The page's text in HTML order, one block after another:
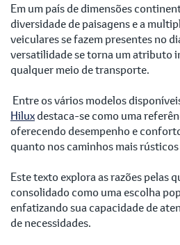
Em um país de dimensões
diversidade de paisagens e a
veiculares se fazem presentes no
versatilidade se torna um atributo
qualquer meio de transporte.
Entre os vários modelos
Hiluxdestaca-se como uma
oferecendo desempenho e
quanto nos caminhos mais
Este texto explora as razões pelas
consolidado como uma escolha
enfatizando sua capacidade de
de necessidades.